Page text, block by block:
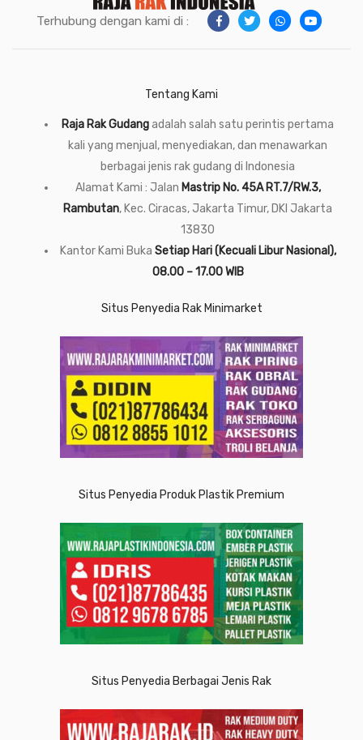
Terhubung dengan kami di :
Tentang Kami
Raja Rak Gudangadalah salah satu perintis pertama
kali yang menjual, menyediakan, dan menawarkan
berbagai jenis rak gudang di Indonesia
Alamat Kami : Jalan Mastrip No. 45A RT.7/RW.3,
Rambutan, Kec. Ciracas, Jakarta Timur, DKI Jakarta
13830
Kantor Kami Buka Setiap Hari (Kecuali Libur Nasional),
08.00 – 17.00 WIB
Situs Penyedia Rak Minimarket
Situs Penyedia Produk Plastik Premium
Situs Penyedia Berbagai Jenis Rak